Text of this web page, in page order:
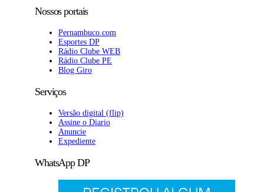
Nossos portais
Pernambuco.com
Esportes DP
Rádio Clube WEB
Rádio Clube PE
Blog Giro
Serviços
Versão digital (flip)
Assine o Diario
Anuncie
Expediente
WhatsApp DP